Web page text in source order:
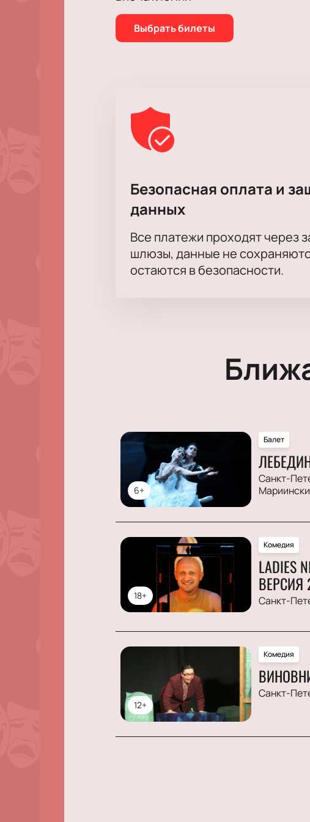
Выбрать билеты
Безопасная оплата и
данных
Все платежи проходят через
шлюзы, данные не
остаются в безопасности.
6+
Балет
Санкт-
18+
Комедия
LADIES
ВЕРСИЯ
Санкт-
12+
Комедия
Санкт-